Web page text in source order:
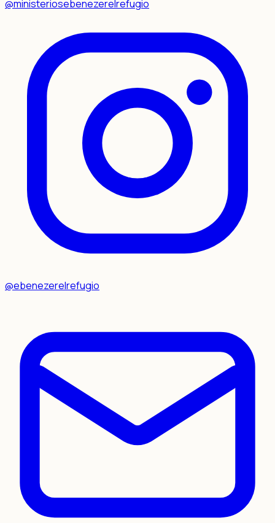
@ministeriosebenezerelrefugio
@ebenezerelrefugio